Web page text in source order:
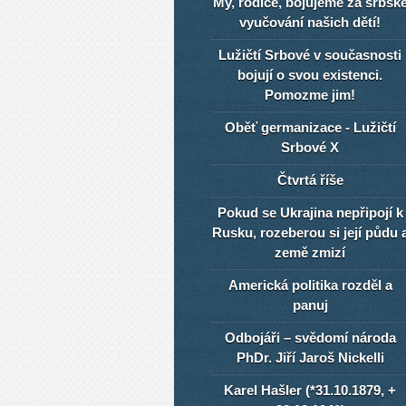
vyučování našich dětí!
Lužičtí Srbové v současnosti
bojují o svou existenci.
Pomozme jim!
Oběť germanizace - Lužičtí
Srbové X
Čtvrtá říše
Pokud se Ukrajina nepřipojí k
Rusku, rozeberou si její půdu
země zmizí
Americká politika rozděl a
panuj
Odbojáři – svědomí národa
PhDr. Jiří Jaroš Nickelli
Karel Hašler (*31.10.1879, +